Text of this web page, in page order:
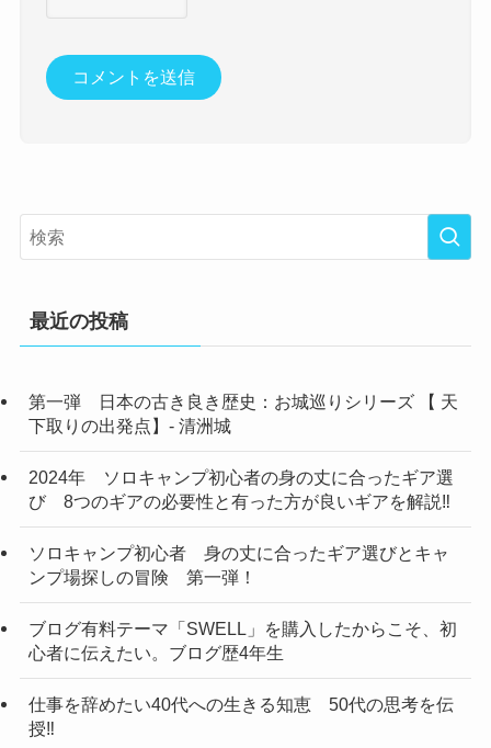
最近の投稿
第一弾 日本の古き良き歴史：お城巡りシリーズ 【 天
下取りの出発点】- 清洲城
2024年 ソロキャンプ初心者の身の丈に合ったギア選
び 8つのギアの必要性と有った方が良いギアを解説‼
ソロキャンプ初心者 身の丈に合ったギア選びとキャ
ンプ場探しの冒険 第一弾！
ブログ有料テーマ「SWELL」を購入したからこそ、初
心者に伝えたい。ブログ歴4年生
仕事を辞めたい40代への生きる知恵 50代の思考を伝
授‼